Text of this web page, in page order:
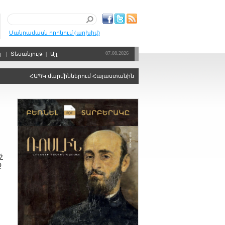
Մանրամասն որոնում (արխիվ)
| Տեսանյութ | Այլ 07.08.2026
ՀԱՊԿ մարմիններում Հայաստանին ձայնի իրավունքից զրկելու